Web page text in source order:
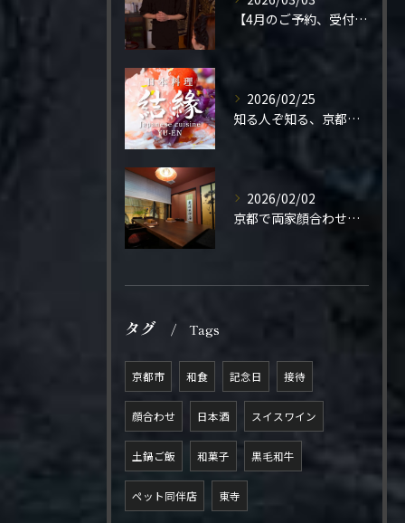
【4月のご予約、受付開始しました】
2026/02/25
知る人ぞ知る、京都の隠れ家。
2026/02/02
京都で両家顔合わせをご検討の方へ。
タグ Tags
京都市 和食 記念日 接待
顔合わせ 日本酒 スイスワイン
土鍋ご飯 和菓子 黒毛和牛
ペット同伴店 東寺